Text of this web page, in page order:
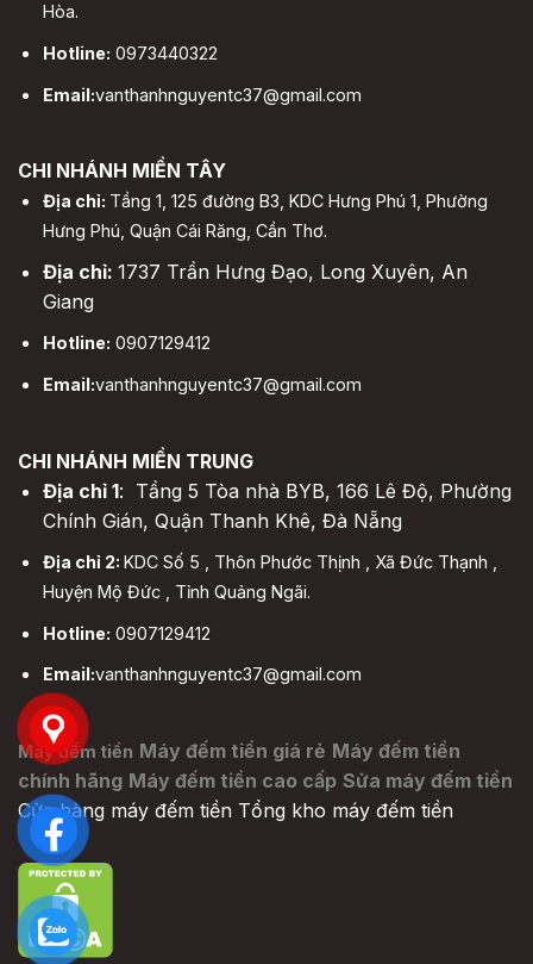
Hòa.
Hotline: 0973440322
Email:vanthanhnguyentc37@gmail.com
CHI NHÁNH MIỀN TÂY
Địa chỉ: Tầng 1, 125 đường B3, KDC Hưng Phú 1, Phường
Hưng Phú, Quận Cái Răng, Cần Thơ.
Địa chỉ: 1737 Trần Hưng Đạo, Long Xuyên, An
Giang
Hotline: 0907129412
Email:vanthanhnguyentc37@gmail.com
CHI NHÁNH MIỀN TRUNG
Địa chỉ 1: Tầng 5 Tòa nhà BYB, 166 Lê Độ, Phường
Chính Gián, Quận Thanh Khê, Đà Nẵng
Địa chỉ 2: KDC Số 5 , Thôn Phước Thịnh , Xã Đức Thạnh ,
Huyện Mộ Đức , Tỉnh Quảng Ngãi.
Hotline: 0907129412
Email:vanthanhnguyentc37@gmail.com
Máy đếm tiền Máy đếm tiền giá rẻ Máy đếm tiền
chính hãng Máy đếm tiền cao cấp Sửa máy đếm tiền
Cửa hàng máy đếm tiền Tổng kho máy đếm tiền